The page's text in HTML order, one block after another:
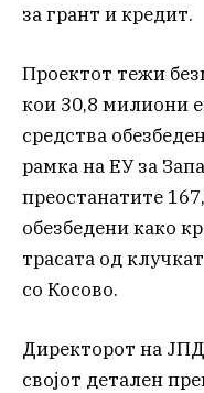
за грант и кредит.
Проектот тежи
кои 30,8 милиони
средства
рамка на ЕУ за
преостанатите
обезбедени како
трасата од
со Косово.
Директорот на
својот детален